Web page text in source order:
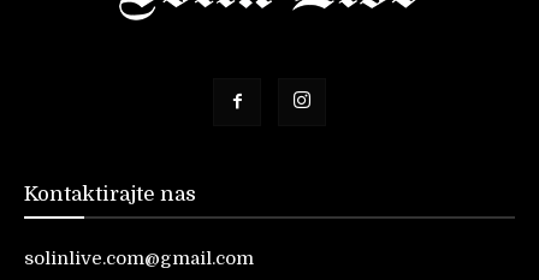
Kontaktirajte nas
solinlive.com@gmail.com